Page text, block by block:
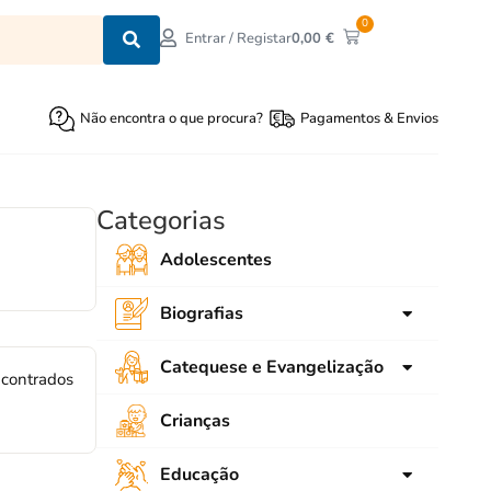
Entrar / Registar0,00€
0
Não encontra o que procura? Pagamentos & Envios
Categorias
Adolescentes
Biografias
para crianças
Adultos
Catequese e Evangelização
Ligações
Emaús
Crianças
Educação